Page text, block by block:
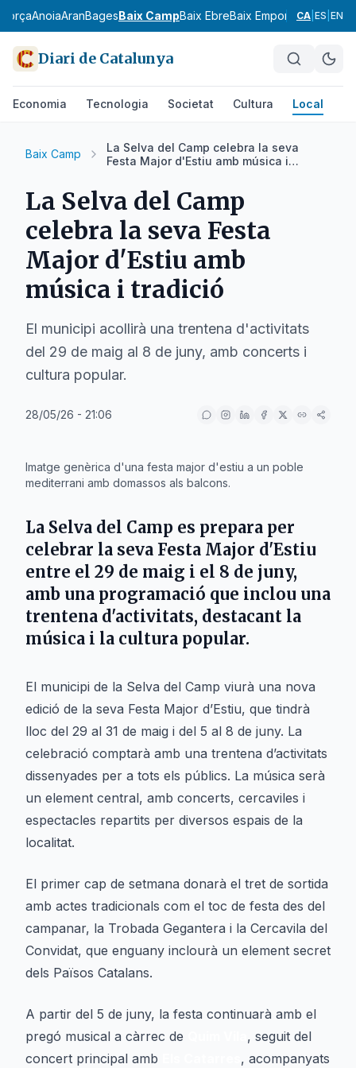
AnoiaAranBagesBaix CampBaix EbreBaix EmpordàBaix
CA ES EN
Diari de Catalunya
Economia Tecnologia Societat Cultura Local
Baix Camp
La Selva del Camp celebra la seva
Festa Major d'Estiu amb música i
La Selva del Camp
celebra la seva Festa
Major d'Estiu amb
música i tradició
El municipi acollirà una trentena d'activitats
del 29 de maig al 8 de juny, amb concerts i
cultura popular.
28/05/26 - 21:06
Imatge genèrica d'una festa major d'estiu a un poble
mediterrani amb domassos als balcons.
La Selva del Camp es prepara per
celebrar la seva Festa Major d'Estiu
entre el 29 de maig i el 8 de juny,
amb una programació que inclou una
trentena d'activitats, destacant la
música i la cultura popular.
El municipi de la Selva del Camp viurà una nova
edició de la seva Festa Major d’Estiu, que tindrà
lloc del 29 al 31 de maig i del 5 al 8 de juny. La
celebració comptarà amb una trentena d’activitats
dissenyades per a tots els públics. La música serà
un element central, amb concerts, cercaviles i
espectacles repartits per diversos espais de la
localitat.
El primer cap de setmana donarà el tret de sortida
amb actes tradicionals com el toc de festa des del
campanar, la Trobada Gegantera i la Cercavila del
Convidat, que enguany inclourà un element secret
dels Països Catalans.
A partir del 5 de juny, la festa continuarà amb el
pregó musical a càrrec de
, seguit del
concert principal amb
, acompanyats